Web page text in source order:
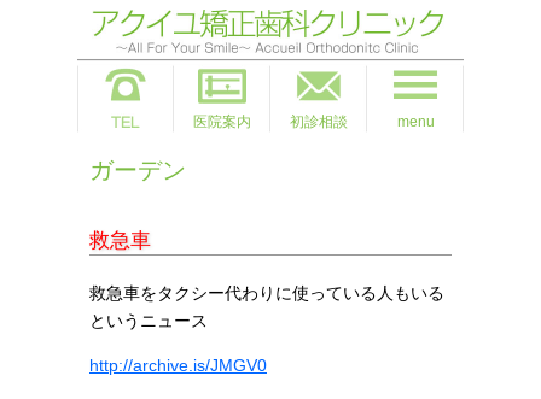
医院案内 初診相談 menu
ガーデン
救急車
救急車をタクシー代わりに使っている人もいる
というニュース
http://archive.is/JMGV0